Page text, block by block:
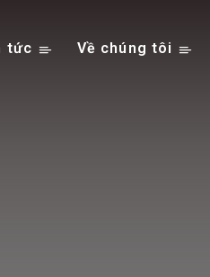
tức Về chúng tôi